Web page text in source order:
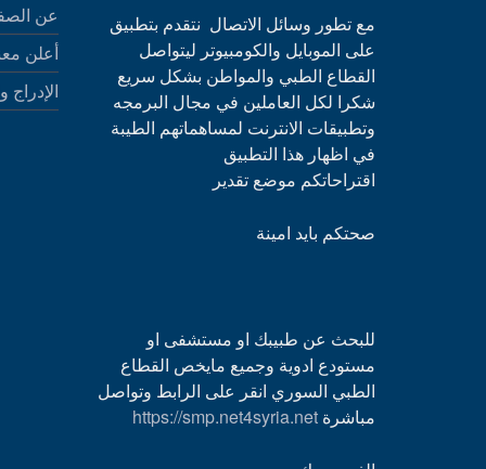
مع تطور وسائل الاتصال نتقدم بتطبيق
على الموبايل والكومبيوتر ليتواصل
القطاع الطبي والمواطن بشكل سريع
شكرا لكل العاملين في مجال البرمجه
وتطبيقات الانترنت لمساهماتهم الطيبة
في اظهار هذا التطبيق
اقتراحاتكم موضع تقدير
صحتكم بايد امينة
للبحث عن طبيبك او مستشفى او
مستودع ادوية وجميع مايخص القطاع
الطبي السوري انقر على الرابط وتواصل
مباشرة https://smp.net4syria.net
عن
أعلن
الإدراج